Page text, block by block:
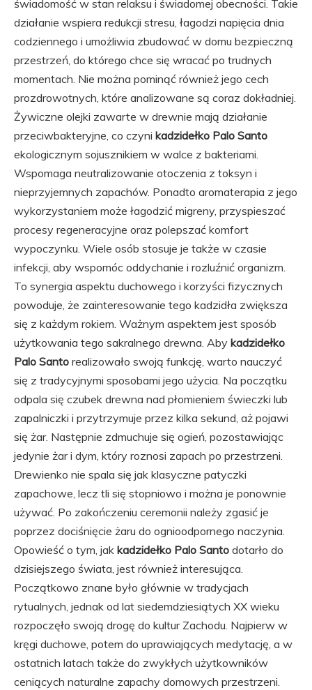
świadomość w stan relaksu i świadomej obecności. Takie
działanie wspiera redukcji stresu, łagodzi napięcia dnia
codziennego i umożliwia zbudować w domu bezpieczną
przestrzeń, do którego chce się wracać po trudnych
momentach. Nie można pominąć również jego cech
prozdrowotnych, które analizowane są coraz dokładniej.
Żywiczne olejki zawarte w drewnie mają działanie
przeciwbakteryjne, co czyni kadzidełko Palo Santo
ekologicznym sojusznikiem w walce z bakteriami.
Wspomaga neutralizowanie otoczenia z toksyn i
nieprzyjemnych zapachów. Ponadto aromaterapia z jego
wykorzystaniem może łagodzić migreny, przyspieszać
procesy regeneracyjne oraz polepszać komfort
wypoczynku. Wiele osób stosuje je także w czasie
infekcji, aby wspomóc oddychanie i rozluźnić organizm.
To synergia aspektu duchowego i korzyści fizycznych
powoduje, że zainteresowanie tego kadzidła zwiększa
się z każdym rokiem. Ważnym aspektem jest sposób
użytkowania tego sakralnego drewna. Aby kadzidełko
Palo Santo realizowało swoją funkcję, warto nauczyć
się z tradycyjnymi sposobami jego użycia. Na początku
odpala się czubek drewna nad płomieniem świeczki lub
zapalniczki i przytrzymuje przez kilka sekund, aż pojawi
się żar. Następnie zdmuchuje się ogień, pozostawiając
jedynie żar i dym, który roznosi zapach po przestrzeni.
Drewienko nie spala się jak klasyczne patyczki
zapachowe, lecz tli się stopniowo i można je ponownie
używać. Po zakończeniu ceremonii należy zgasić je
poprzez dociśnięcie żaru do ognioodpornego naczynia.
Opowieść o tym, jak kadzidełko Palo Santo dotarło do
dzisiejszego świata, jest również interesująca.
Początkowo znane było głównie w tradycjach
rytualnych, jednak od lat siedemdziesiątych XX wieku
rozpoczęło swoją drogę do kultur Zachodu. Najpierw w
kręgi duchowe, potem do uprawiających medytację, a w
ostatnich latach także do zwykłych użytkowników
ceniących naturalne zapachy domowych przestrzeni.